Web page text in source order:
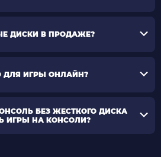
ДИСКИ В ПРОДАЖЕ?
ДЛЯ ИГРЫ ОНЛАЙН?
БЕЗ ЖЕСТКОГО ДИСКА
ИГРЫ НА КОНСОЛИ?